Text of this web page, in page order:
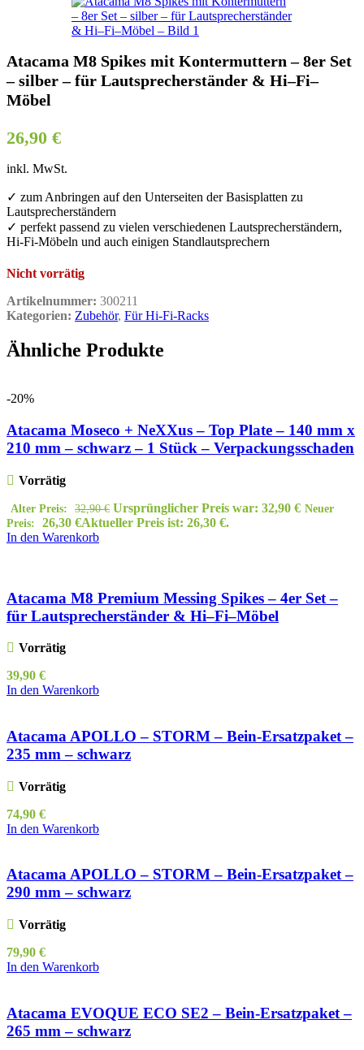
Atacama M8 Spikes mit Kontermuttern – 8er Set
– silber – für Lautsprecherständer & Hi–Fi–
Möbel
26,90 €
inkl. MwSt.
✓ zum Anbringen auf den Unterseiten der Basisplatten zu
Lautsprecherständern
✓ perfekt passend zu vielen verschiedenen Lautsprecherständern,
Hi-Fi-Möbeln und auch einigen Standlautsprechern
Nicht vorrätig
Artikelnummer: 300211
Kategorien: Zubehör, Für Hi-Fi-Racks
Ähnliche Produkte
-20%
Atacama Moseco + NeXXus – Top Plate – 140 mm x
210 mm – schwarz – 1 Stück – Verpackungsschaden
Vorrätig
Alter Preis: 32,90€ Ursprünglicher Preis war: 32,90 € Neuer
Preis:
26,30 €Aktueller Preis ist: 26,30 €.
In den Warenkorb
Atacama M8 Premium Messing Spikes – 4er Set –
für Lautsprecherständer & Hi–Fi–Möbel
Vorrätig
39,90 €
In den Warenkorb
Atacama APOLLO – STORM – Bein-Ersatzpaket –
235 mm – schwarz
Vorrätig
74,90 €
In den Warenkorb
Atacama APOLLO – STORM – Bein-Ersatzpaket –
290 mm – schwarz
Vorrätig
79,90 €
In den Warenkorb
Atacama EVOQUE ECO SE2 – Bein-Ersatzpaket –
265 mm – schwarz